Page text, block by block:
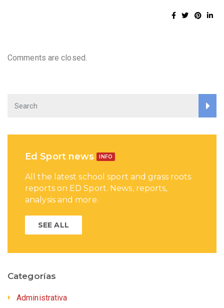
Comments are closed.
Ed Sport news INFO
All the latest school sport and grass roots
reports on ED Sport. News, reports,
analysis and more.
SEE ALL
Categorías
Administrativa